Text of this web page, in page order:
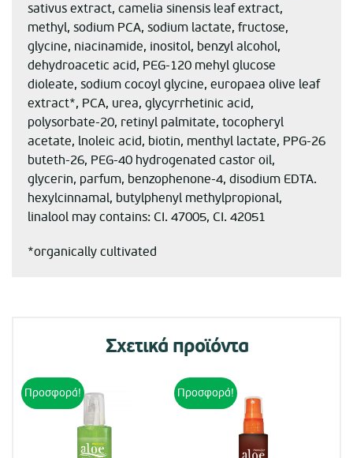
sativus extract, camelia sinensis leaf extract,
methyl, sodium PCA, sodium lactate, fructose,
glycine, niacinamide, inositol, benzyl alcohol,
dehydroacetic acid, PEG-120 mehyl glucose
dioleate, sodium cocoyl glycine, europaea olive leaf
extract*, PCA, urea, glycyrrhetinic acid,
polysorbate-20, retinyl palmitate, tocopheryl
acetate, lnoleic acid, biotin, menthyl lactate, PPG-26
buteth-26, PEG-40 hydrogenated castor oil,
glycerin, parfum, benzophenone-4, disodium EDTA.
hexylcinnamal, butylphenyl methylpropional,
linalool may contains: CI. 47005, CI. 42051
*organically cultivated
Σχετικά προϊόντα
Προσφορά! Προσφορά!